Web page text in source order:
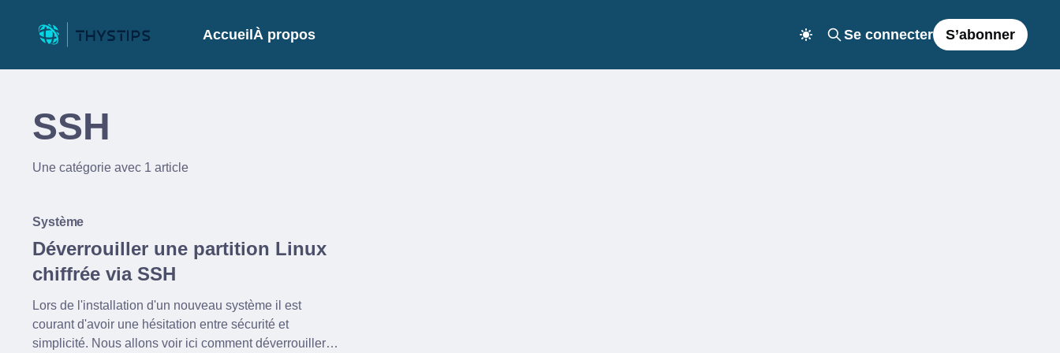
Accueil À propos Se connecter S’abonner
SSH
Une catégorie avec 1 article
Système
Déverrouiller une partition Linux
chiffrée via SSH
Lors de l'installation d'un nouveau système il est
courant d'avoir une hésitation entre sécurité et
simplicité. Nous allons voir ici comment déverrouiller